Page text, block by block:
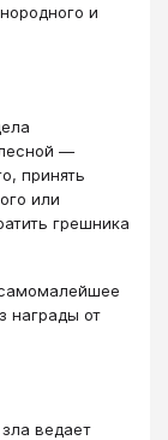
и
―
принять
или
грешника
награды от
ведает